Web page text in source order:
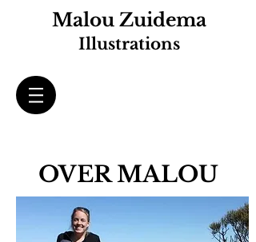
Malou Zuidema
Illustrations
OVER MALOU